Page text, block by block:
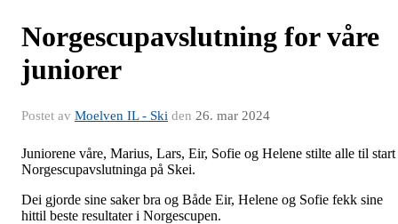
Norgescupavslutning for våre
juniorer
Postet av Moelven IL - Ski den 26. mar 2024
Juniorene våre, Marius, Lars, Eir, Sofie og Helene stilte alle til
Norgescupavslutninga på Skei.
Dei gjorde sine saker bra og Både Eir, Helene og Sofie fekk sine
hittil beste resultater i Norgescupen.